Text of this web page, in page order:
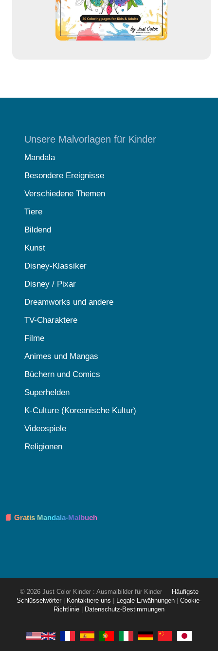
Unsere Malvorlagen für Kinder
Mandala
Besondere Ereignisse
Verschiedene Themen
Tiere
Bildend
Kunst
Disney-Klassiker
Disney / Pixar
Dreamworks und andere
TV-Charaktere
Filme
Animes und Mangas
Büchern und Comics
Superhelden
K-Culture (Koreanische Kultur)
Videospiele
Religionen
📘 Gratis Mandala-Malbuch
© 2026 Just Color Kinder : Ausmalbilder für Kinder
Häufigste
Schlüsselwörter
Kontaktiere uns Legale Erwähnungen
Cookie-
Richtlinie
Datenschutz-Bestimmungen